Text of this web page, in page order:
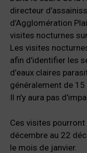
directeur
d’Agglomération
visites nocturnes
Les visites
afin d’identifier les
d’eaux claires
généralement de
Il n’y aura pas
Ces visites
décembre au 22
le mois de janvier.